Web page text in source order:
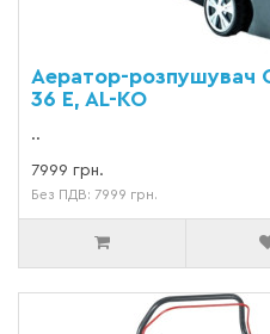
Аератор-розпушувач
36 E, AL-KO
..
7999 грн.
Без ПДВ: 7999 грн.